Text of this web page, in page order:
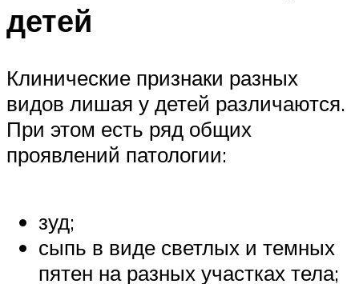
детей
Клинические признаки разных
видов лишая у детей различаются.
При этом есть ряд общих
проявлений патологии:
зуд;
сыпь в виде светлых и темных
пятен на разных участках тела;